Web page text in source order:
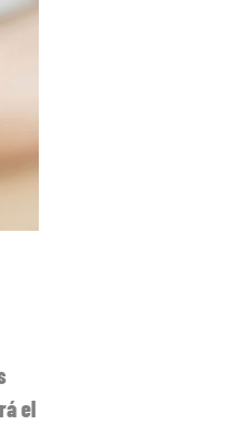
el